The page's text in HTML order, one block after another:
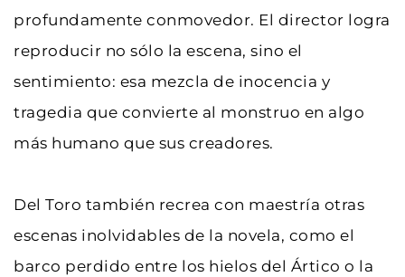
profundamente conmovedor. El director logra
reproducir no sólo la escena, sino el
sentimiento: esa mezcla de inocencia y
tragedia que convierte al monstruo en algo
más humano que sus creadores.
Del Toro también recrea con maestría otras
escenas inolvidables de la novela, como el
barco perdido entre los hielos del Ártico o la